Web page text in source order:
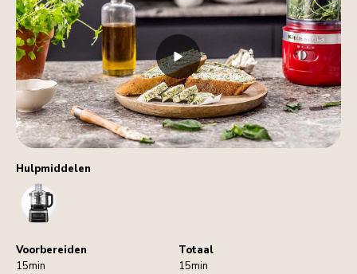
Hulpmiddelen
FoodProcessor
Voorbereiden
15min
Totaal
15min